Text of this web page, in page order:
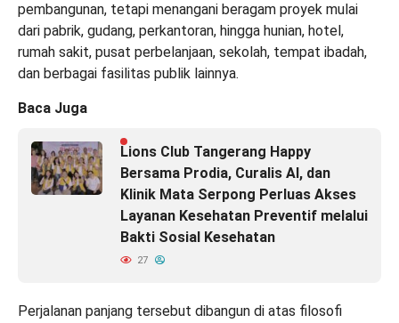
pembangunan, tetapi menangani beragam proyek mulai
dari pabrik, gudang, perkantoran, hingga hunian, hotel,
rumah sakit, pusat perbelanjaan, sekolah, tempat ibadah,
dan berbagai fasilitas publik lainnya.
Baca Juga
Lions Club Tangerang Happy
Bersama Prodia, Curalis AI, dan
Klinik Mata Serpong Perluas Akses
Layanan Kesehatan Preventif melalui
Bakti Sosial Kesehatan
27
Perjalanan panjang tersebut dibangun di atas filosofi